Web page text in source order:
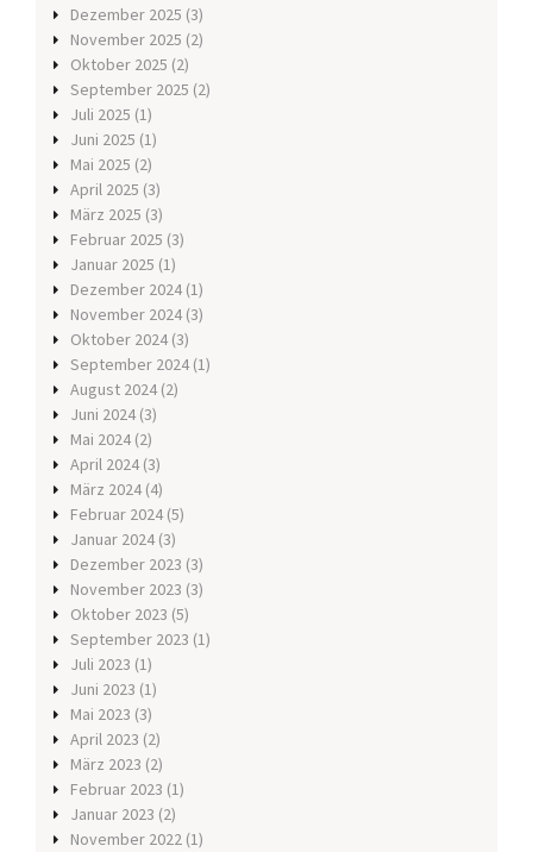
Dezember 2025 (3)
November 2025 (2)
Oktober 2025 (2)
September 2025 (2)
Juli 2025 (1)
Juni 2025 (1)
Mai 2025 (2)
April 2025 (3)
März 2025 (3)
Februar 2025 (3)
Januar 2025 (1)
Dezember 2024 (1)
November 2024 (3)
Oktober 2024 (3)
September 2024 (1)
August 2024 (2)
Juni 2024 (3)
Mai 2024 (2)
April 2024 (3)
März 2024 (4)
Februar 2024 (5)
Januar 2024 (3)
Dezember 2023 (3)
November 2023 (3)
Oktober 2023 (5)
September 2023 (1)
Juli 2023 (1)
Juni 2023 (1)
Mai 2023 (3)
April 2023 (2)
März 2023 (2)
Februar 2023 (1)
Januar 2023 (2)
November 2022 (1)